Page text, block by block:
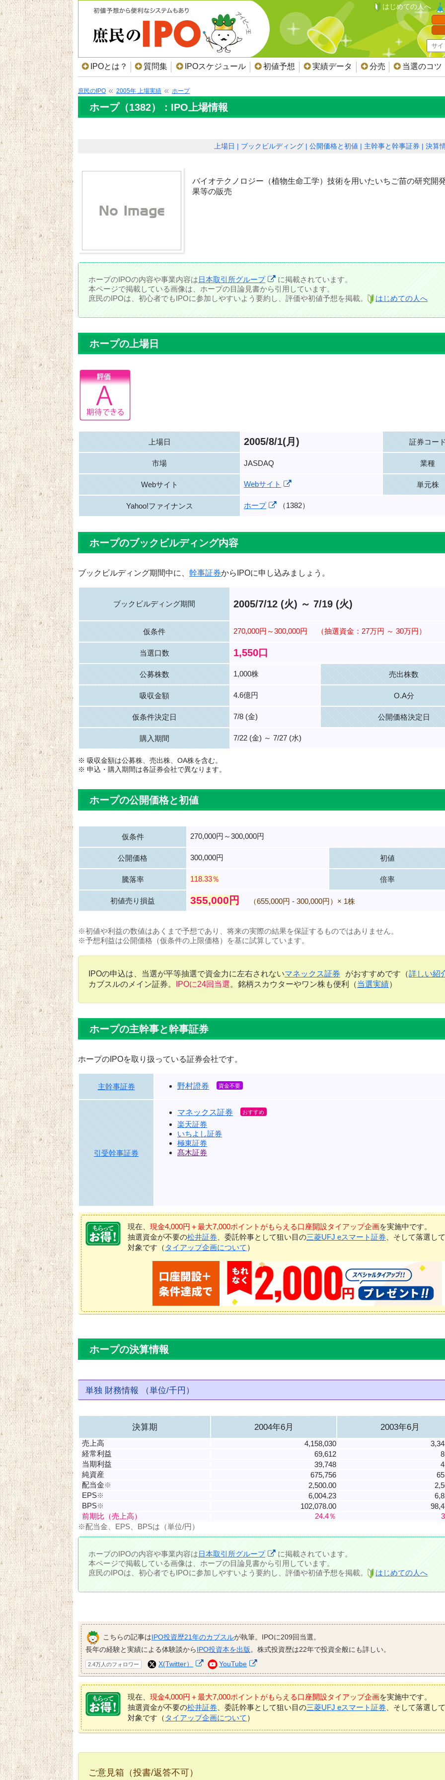
はじめての人へ
IPOとは？ 質問集 IPOスケジュール 初値予想 実績データ 分売 当選のコツ
庶民のIPO 2005年 上場実績 ホープ
ホープ（1382）：IPO上場情報
上場日 ブックビルディング 公開価格と初値 主幹事と幹事証券 決算
バイオテクノロジー（植物生命工学）技術を用いたいちご苗の研究開
果等の販売
ホープのIPOの内容や事業内容は日本取引所グループ
に掲載されています。
本ページで掲載している画像は、ホープの目論見書から引用しています。
庶民のIPOは、初心者でもIPOに参加しやすいよう要約し、評価や初値予想を掲載。
はじめての人へ
ホープの上場日
上場日 2005/8/1(月) 証券コー
市場 JASDAQ 業種
Webサイト Webサイト 単元株
Yahoo!ファイナンス ホープ （1382）
ホープのブックビルディング内容
ブックビルディング期間中に、 幹事証券からIPOに申し込みましょう。
ブックビルディング期間 2005/7/12 (火) ～ 7/19 (火)
仮条件 270,000円～300,000円 （抽選資金：27万円 ～ 30万円）
当選口数 1,550口
公募株数 1,000株 売出株数
吸収金額 4.6億円 O.A分
仮条件決定日 7/8 (金) 公開価格決定日
購入期間 7/22 (金) ～ 7/27 (水)
※ 吸収金額は公募株、売出株、OA株を含む。
※ 申込・購入期間は各証券会社で異なります。
ホープの公開価格と初値
仮条件 270,000円～300,000円
公開価格 300,000円 初値
騰落率 118.33％ 倍率
初値売り損益 355,000円 （655,000円 - 300,000円）× 1株
※初値や利益の数値はあくまで予想であり、将来の実際の結果を保証するものではありません。
※予想利益は公開価格（仮条件の上限価格）を基に試算しています。
IPOの申込は、当選が平等抽選で資金力に左右されないマネックス証券 がおすすめです（詳しい紹
カブスルのメイン証券。
IPOに24回当選。銘柄スカウターやワン株も便利（当選実績）
ホープの主幹事と幹事証券
ホープのIPOを取り扱っている証券会社です。
主幹事証券 野村證券
引受幹事証券
マネックス証券
楽天証券
いちよし証券
極東証券
髙木証券
現在、 現金4,000円＋最大7,000ポイントがもらえる口座開設タイアップ企画を実施中です。
抽選資金が不要の松井証券 、委託幹事として狙い目の三菱UFJ eスマート証券 、そして落選し
対象です（ タイアップ企画について ）
ホープの決算情報
単独 財務情報 （単位/千円）
決算期 2004年6月 2003年6月
売上高 4,158,030
経常利益
69,612
当期利益
39,748
純資産
675,756
配当金※ 2,500.00
EPS※ 6,004.23
BPS※ 102,078.00
前期比（売上高）
24.4％
※配当金、EPS、BPSは（単位/円）
ホープのIPOの内容や事業内容は日本取引所グループ
に掲載されています。
本ページで掲載している画像は、ホープの目論見書から引用しています。
庶民のIPOは、初心者でもIPOに参加しやすいよう要約し、評価や初値予想を掲載。
はじめての人へ
こちらの記事はIPO投資歴21年のカブスルが執筆。IPOに209回当選。
長年の経験と実績による体験談からIPO投資本を出版。株式投資歴は22年で投資全般にも詳しい。
2.4万人のフォロワー X(Twitter） YouTube
現在、 現金4,000円＋最大7,000ポイントがもらえる口座開設タイアップ企画を実施中です。
抽選資金が不要の松井証券 、委託幹事として狙い目の三菱UFJ eスマート証券 、そして落選し
対象です（ タイアップ企画について ）
ご意見箱（投書/返答不可）